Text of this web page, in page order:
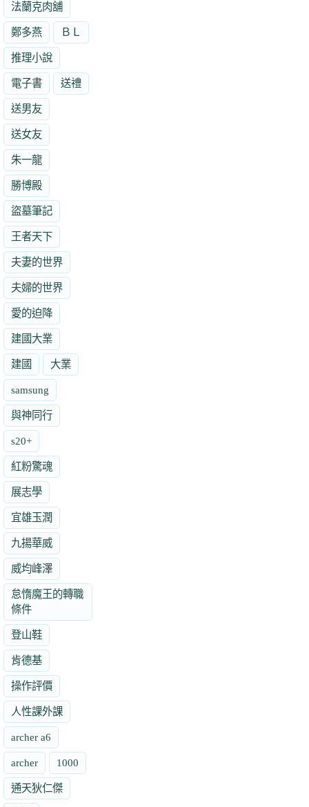
法蘭克肉舖
鄭多燕 ＢＬ
推理小說
電子書 送禮
送男友
送女友
朱一龍
勝博殿
盜墓筆記
王者天下
夫妻的世界
夫婦的世界
愛的迫降
建國大業
建國 大業
samsung
與神同行
s20+
紅粉驚魂
展志學
宜雄玉潤
九揚華威
威均峰澤
怠惰魔王的轉職
條件
登山鞋
肯德基
操作評價
人性課外課
archer a6
archer 1000
通天狄仁傑